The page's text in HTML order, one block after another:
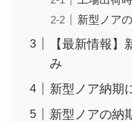
新型ノア
【最新情報
み
新型ノア納期
新型ノアの納